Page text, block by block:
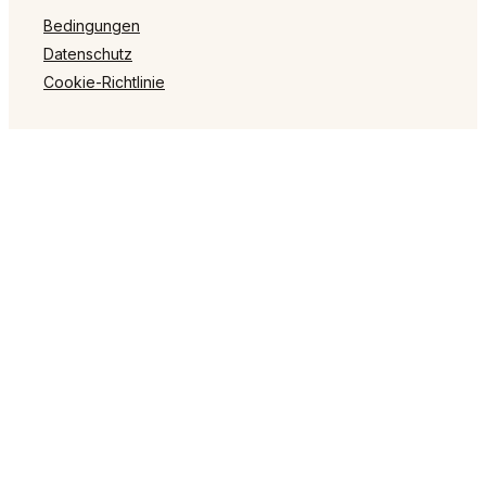
Bedingungen
Datenschutz
Cookie-Richtlinie